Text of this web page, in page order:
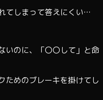
てしまって答えにくい…
いのに、「〇〇して」と命
ためのブレーキを掛けてし